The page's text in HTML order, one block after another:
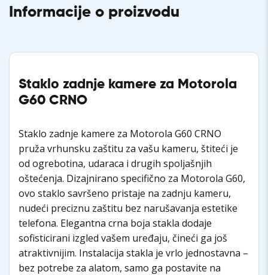
Informacije o proizvodu
Staklo zadnje kamere za Motorola
G60 CRNO
Staklo zadnje kamere za Motorola G60 CRNO
pruža vrhunsku zaštitu za vašu kameru, štiteći je
od ogrebotina, udaraca i drugih spoljašnjih
oštećenja. Dizajnirano specifično za Motorola G60,
ovo staklo savršeno pristaje na zadnju kameru,
nudeći preciznu zaštitu bez narušavanja estetike
telefona. Elegantna crna boja stakla dodaje
sofisticirani izgled vašem uređaju, čineći ga još
atraktivnijim. Instalacija stakla je vrlo jednostavna –
bez potrebe za alatom, samo ga postavite na